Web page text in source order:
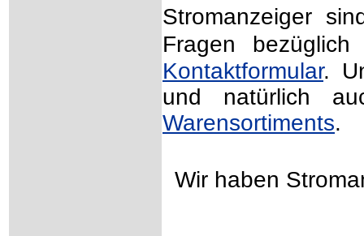
Stromanzeiger
Fragen
Kontaktformular.
und natürlich
Warensortiments.
Wir haben